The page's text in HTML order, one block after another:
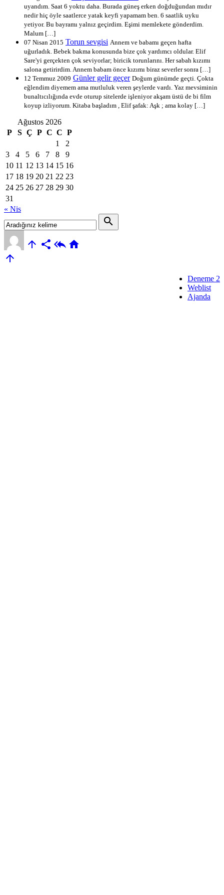
uyandım. Saat 6 yoktu daha. Burada güneş erken doğduğundan mıdır
nedir hiç öyle saatlerce yatak keyfi yapamam ben. 6 saatlik uyku
yetiyor. Bu bayramı yalnız geçirdim. Eşimi memlekete gönderdim.
Malum […]
07 Nisan 2015 Torun sevgisi Annem ve babamı geçen hafta
uğurladık. Bebek bakma konusunda bize çok yardımcı oldular. Elif
Sare'yi gerçekten çok seviyorlar; biricik torunlarını. Her sabah kızımı
salona getirirdim. Annem babam önce kızımı biraz severler sonra […]
12 Temmuz 2009 Günler gelir geçer Doğum günümde geçti. Çokta
eğlendim diyemem ama mutluluk veren şeylerde vardı. Yaz mevsiminin
bunaltıcılığında evde oturup sitelerde işleniyor akşam üstü de bi film
koyup izliyorum. Kitaba başladım , Elif şafak: Aşk ; ama kolay […]
Ağustos 2026
P
S Ç P C C P
1
2
3
4 5 6 7 8
9
10 11 12 13 14 15 16
17 18 19 20 21 22 23
24 25 26 27 28 29 30
31
« Nis
search
   

Deneme 2
Weblist
Ajanda